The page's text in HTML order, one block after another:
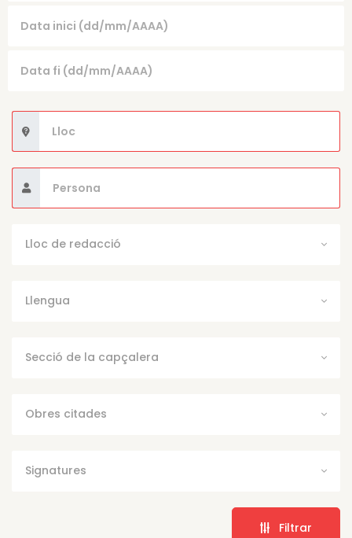
Lloc de redacció
Llengua
Secció de la capçalera
Obres citades
Signatures
Filtrar